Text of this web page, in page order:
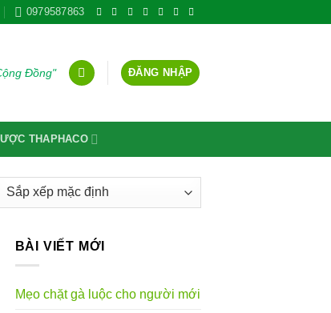
0979587863
Đồng" ĐĂNG NHẬP
THAPHACO
BÀI VIẾT MỚI
Mẹo chặt gà luộc cho người mới